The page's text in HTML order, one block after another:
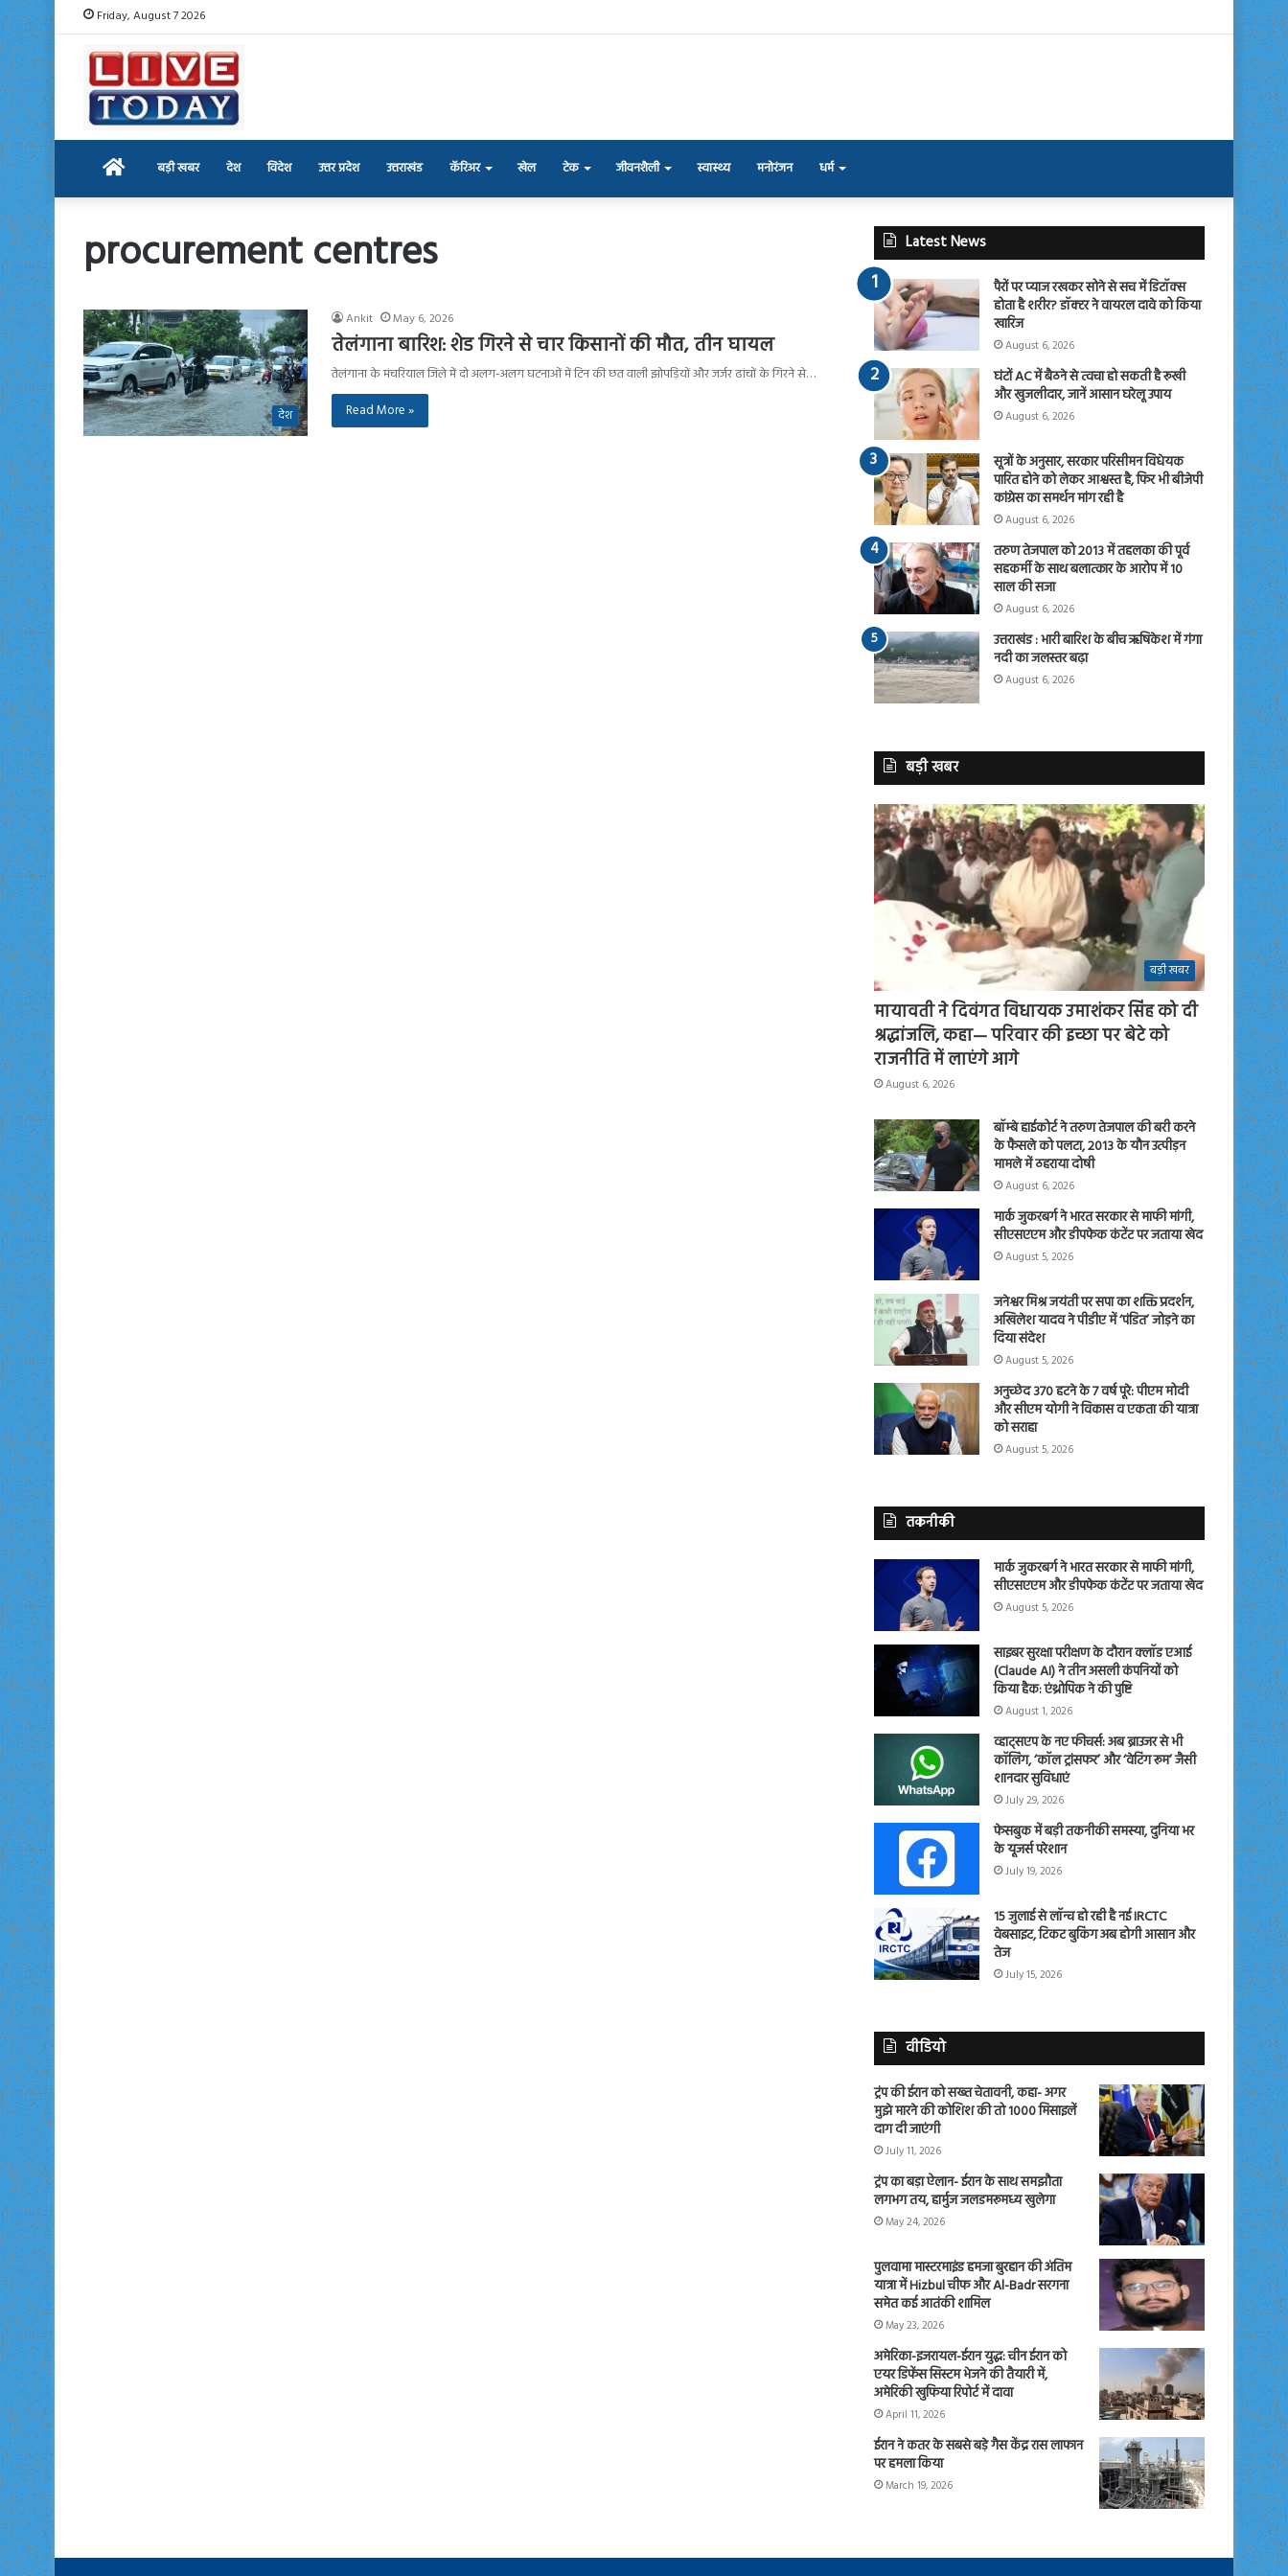
Friday, August 7 2026
Home बड़ी खबर देश विदेश उत्तर प्रदेश उत्तराखंड कॅरिअर खेल टेक जीवनशैली स्वास्थ्य मनोरंजन धर्म
procurement centres
देश
Ankit May 6, 2026
तेलंगाना बारिश: शेड गिरने से चार किसानों की मौत, तीन घायल
तेलंगाना के मंचरियाल जिले में दो अलग-अलग घटनाओं में टिन की छत वाली झोपड़ियों और जर्जर ढांचों के गिरने से…
Read More »
Latest News
पैरों पर प्याज रखकर सोने से सच में डिटॉक्स
होता है शरीर? डॉक्टर ने वायरल दावे को किया
खारिज
August 6, 2026
घंटों AC में बैठने से त्वचा हो सकती है रूखी
और खुजलीदार, जानें आसान घरेलू उपाय
August 6, 2026
सूत्रों के अनुसार, सरकार परिसीमन विधेयक
पारित होने को लेकर आश्वस्त है, फिर भी बीजेपी
कांग्रेस का समर्थन मांग रही है
August 6, 2026
तरुण तेजपाल को 2013 में तहलका की पूर्व
सहकर्मी के साथ बलात्कार के आरोप में 10
साल की सजा
August 6, 2026
उत्तराखंड : भारी बारिश के बीच ऋषिकेश में गंगा
नदी का जलस्तर बढ़ा
August 6, 2026
बड़ी खबर
बड़ी खबर
मायावती ने दिवंगत विधायक उमाशंकर सिंह को दी
श्रद्धांजलि, कहा— परिवार की इच्छा पर बेटे को
राजनीति में लाएंगे आगे
August 6, 2026
बॉम्बे हाईकोर्ट ने तरुण तेजपाल की बरी करने
के फैसले को पलटा, 2013 के यौन उत्पीड़न
मामले में ठहराया दोषी
August 6, 2026
मार्क जुकरबर्ग ने भारत सरकार से माफी मांगी,
सीएसएएम और डीपफेक कंटेंट पर जताया खेद
August 5, 2026
जनेश्वर मिश्र जयंती पर सपा का शक्ति प्रदर्शन,
अखिलेश यादव ने पीडीए में ‘पंडित’ जोड़ने का
दिया संदेश
August 5, 2026
अनुच्छेद 370 हटने के 7 वर्ष पूरे: पीएम मोदी
और सीएम योगी ने विकास व एकता की यात्रा
को सराहा
August 5, 2026
तकनीकी
मार्क जुकरबर्ग ने भारत सरकार से माफी मांगी,
सीएसएएम और डीपफेक कंटेंट पर जताया खेद
August 5, 2026
साइबर सुरक्षा परीक्षण के दौरान क्लॉड एआई
(Claude AI) ने तीन असली कंपनियों को
किया हैक: एंथ्रोपिक ने की पुष्टि
August 1, 2026
व्हाट्सएप के नए फीचर्स: अब ब्राउजर से भी
कॉलिंग, ‘कॉल ट्रांसफर’ और ‘वेटिंग रूम’ जैसी
शानदार सुविधाएं
July 29, 2026
फेसबुक में बड़ी तकनीकी समस्या, दुनिया भर
के यूजर्स परेशान
July 19, 2026
15 जुलाई से लॉन्च हो रही है नई IRCTC
वेबसाइट, टिकट बुकिंग अब होगी आसान और
तेज
July 15, 2026
वीडियो
ट्रंप की ईरान को सख्त चेतावनी, कहा- अगर
मुझे मारने की कोशिश की तो 1000 मिसाइलें
दाग दी जाएंगी
July 11, 2026
ट्रंप का बड़ा ऐलान- ईरान के साथ समझौता
लगभग तय, हार्मुज जलडमरूमध्य खुलेगा
May 24, 2026
पुलवामा मास्टरमाइंड हमजा बुरहान की अंतिम
यात्रा में Hizbul चीफ और Al-Badr सरगना
समेत कई आतंकी शामिल
May 23, 2026
अमेरिका-इजरायल-ईरान युद्ध: चीन ईरान को
एयर डिफेंस सिस्टम भेजने की तैयारी में,
अमेरिकी खुफिया रिपोर्ट में दावा
April 11, 2026
ईरान ने कतर के सबसे बड़े गैस केंद्र रास लाफान
पर हमला किया
March 19, 2026